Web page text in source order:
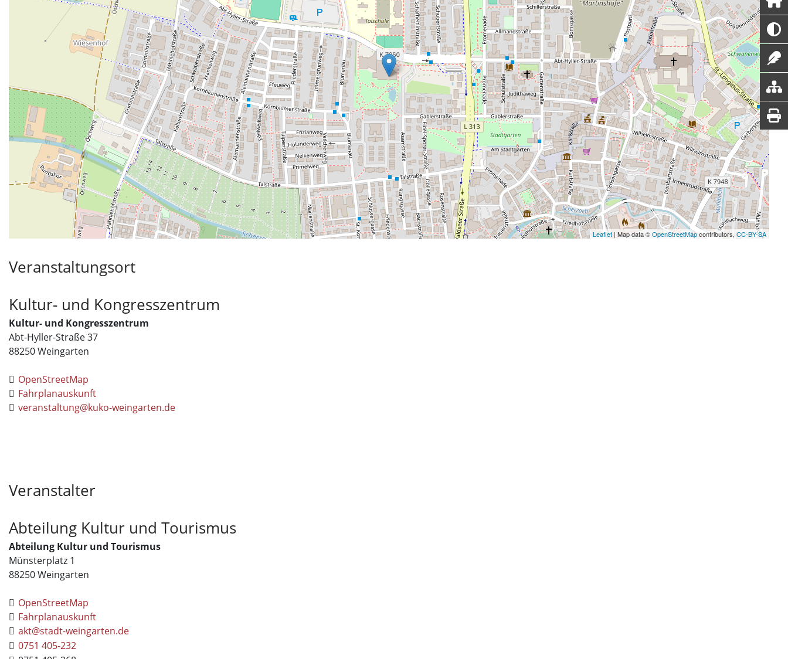
Leaflet| Map data ©OpenStreetMapcontributors, CC-BY-SA
Veranstaltungsort
Kultur- und Kongresszentrum
Kultur- und Kongresszentrum
Abt-Hyller-Straße 37
88250Weingarten
OpenStreetMap
Fahrplanauskunft
veranstaltung@kuko-weingarten.de
Veranstalter
Abteilung Kultur und Tourismus
Abteilung Kultur und Tourismus
Münsterplatz 1
88250Weingarten
OpenStreetMap
Fahrplanauskunft
akt@stadt-weingarten.de
0751 405-232